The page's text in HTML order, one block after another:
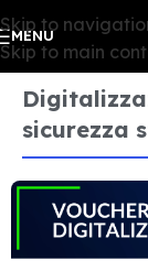
Skip to
Skip to main
MENU
sicurezza